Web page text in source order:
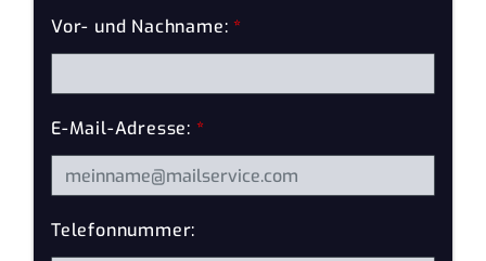
Vor- und Nachname:*
E-Mail-Adresse: *
Telefonnummer: